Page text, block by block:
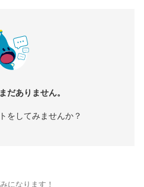
だありません。
をしてみませんか？